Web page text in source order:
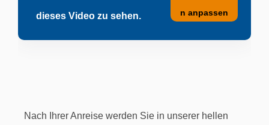
dieses Video zu sehen.
n anpassen
Nach Ihrer Anreise werden Sie in unserer hellen